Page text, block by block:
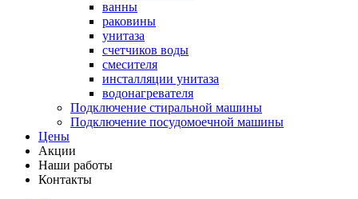
ванны
раковины
унитаза
счетчиков воды
смесителя
инсталляции унитаза
водонагревателя
Подключение стиральной машины
Подключение посудомоечной машины
Цены
Акции
Наши работы
Контакты